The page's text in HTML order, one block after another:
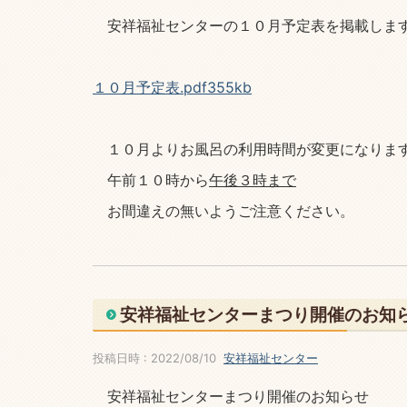
安祥福祉センターの１０月予定表を掲載します
１０月予定表.pdf355kb
１０月よりお風呂の利用時間が変更になります
午前１０時から午後３時まで
お間違えの無いようご注意ください。
安祥福祉センターまつり開催のお知
投稿日時 : 2022/08/10 安祥福祉センター
安祥福祉センターまつり開催のお知らせ